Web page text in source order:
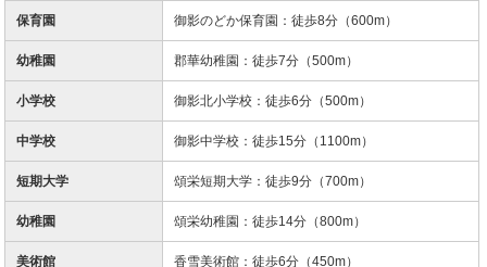
保育園 御影のどか保育園：徒歩8分（600m）
幼稚園 郡華幼稚園：徒歩7分（500m）
小学校 御影北小学校：徒歩6分（500m）
中学校 御影中学校：徒歩15分（1100m）
短期大学 頌栄短期大学：徒歩9分（700m）
幼稚園 頌栄幼稚園：徒歩14分（800m）
美術館 香雪美術館：徒歩6分（450m）